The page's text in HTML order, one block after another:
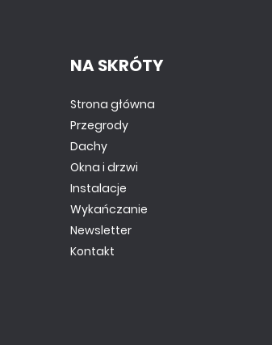
NA SKRÓTY
Strona główna
Przegrody
Dachy
Okna i drzwi
Instalacje
Wykańczanie
Newsletter
Kontakt